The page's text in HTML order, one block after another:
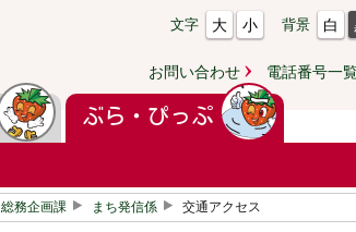
文字 大 小 背景 白
お問い合わせ 電話番号一
ぶら・ぴっぷ
総務企画課 まち発信係 交通アクセス